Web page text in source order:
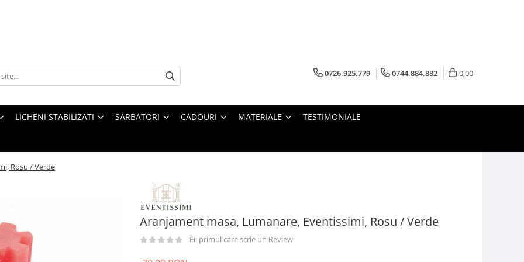
0726.925.779 0744.884.882 0,00
LICHENI STABILIZATI SARBATORI CADOURI MATERIALE TESTIMONIALE
Rosu / Verde
Aranjament masa, Lumanare, Eventissimi, Rosu / Verde
Fii primul care scrie un Review